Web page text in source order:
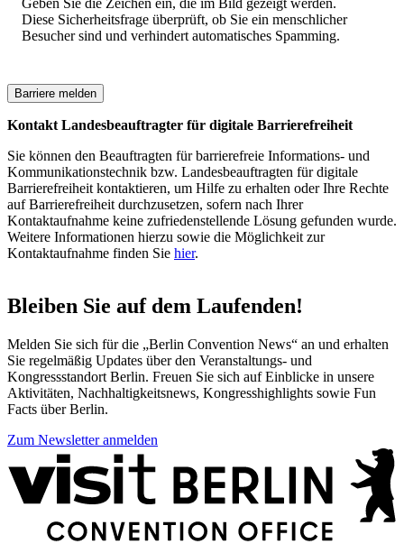
Geben Sie die Zeichen ein, die im Bild gezeigt werden.
Diese Sicherheitsfrage überprüft, ob Sie ein menschlicher
Besucher sind und verhindert automatisches Spamming.
Kontakt Landesbeauftragter für digitale Barrierefreiheit
Sie können den Beauftragten für barrierefreie Informations- und
Kommunikationstechnik bzw. Landesbeauftragten für digitale
Barrierefreiheit kontaktieren, um Hilfe zu erhalten oder Ihre Rechte
auf Barrierefreiheit durchzusetzen, sofern nach Ihrer
Kontaktaufnahme keine zufriedenstellende Lösung gefunden wurde.
Weitere Informationen hierzu sowie die Möglichkeit zur
Kontaktaufnahme finden Sie hier.
Bleiben Sie auf dem Laufenden!
Melden Sie sich für die „Berlin Convention News“ an und erhalten
Sie regelmäßig Updates über den Veranstaltungs- und
Kongressstandort Berlin. Freuen Sie sich auf Einblicke in unsere
Aktivitäten, Nachhaltigkeitsnews, Kongresshighlights sowie Fun
Facts über Berlin.
Zum Newsletter anmelden
Weitere
Informationen